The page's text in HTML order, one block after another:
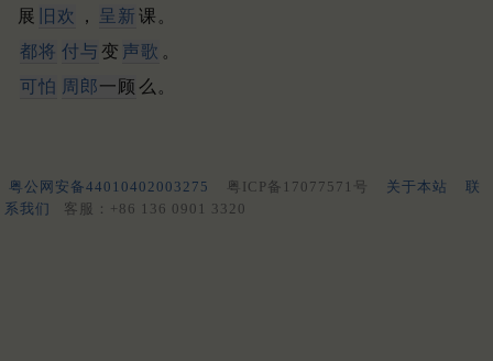
展 旧欢 ， 呈新 课。
都将 付与 变 声歌 。
可怕
周郎一顾 么。
粤公网安备44010402003275 粤ICP备17077571号 关于本站
联
系我们
客服：+86 136 0901 3320